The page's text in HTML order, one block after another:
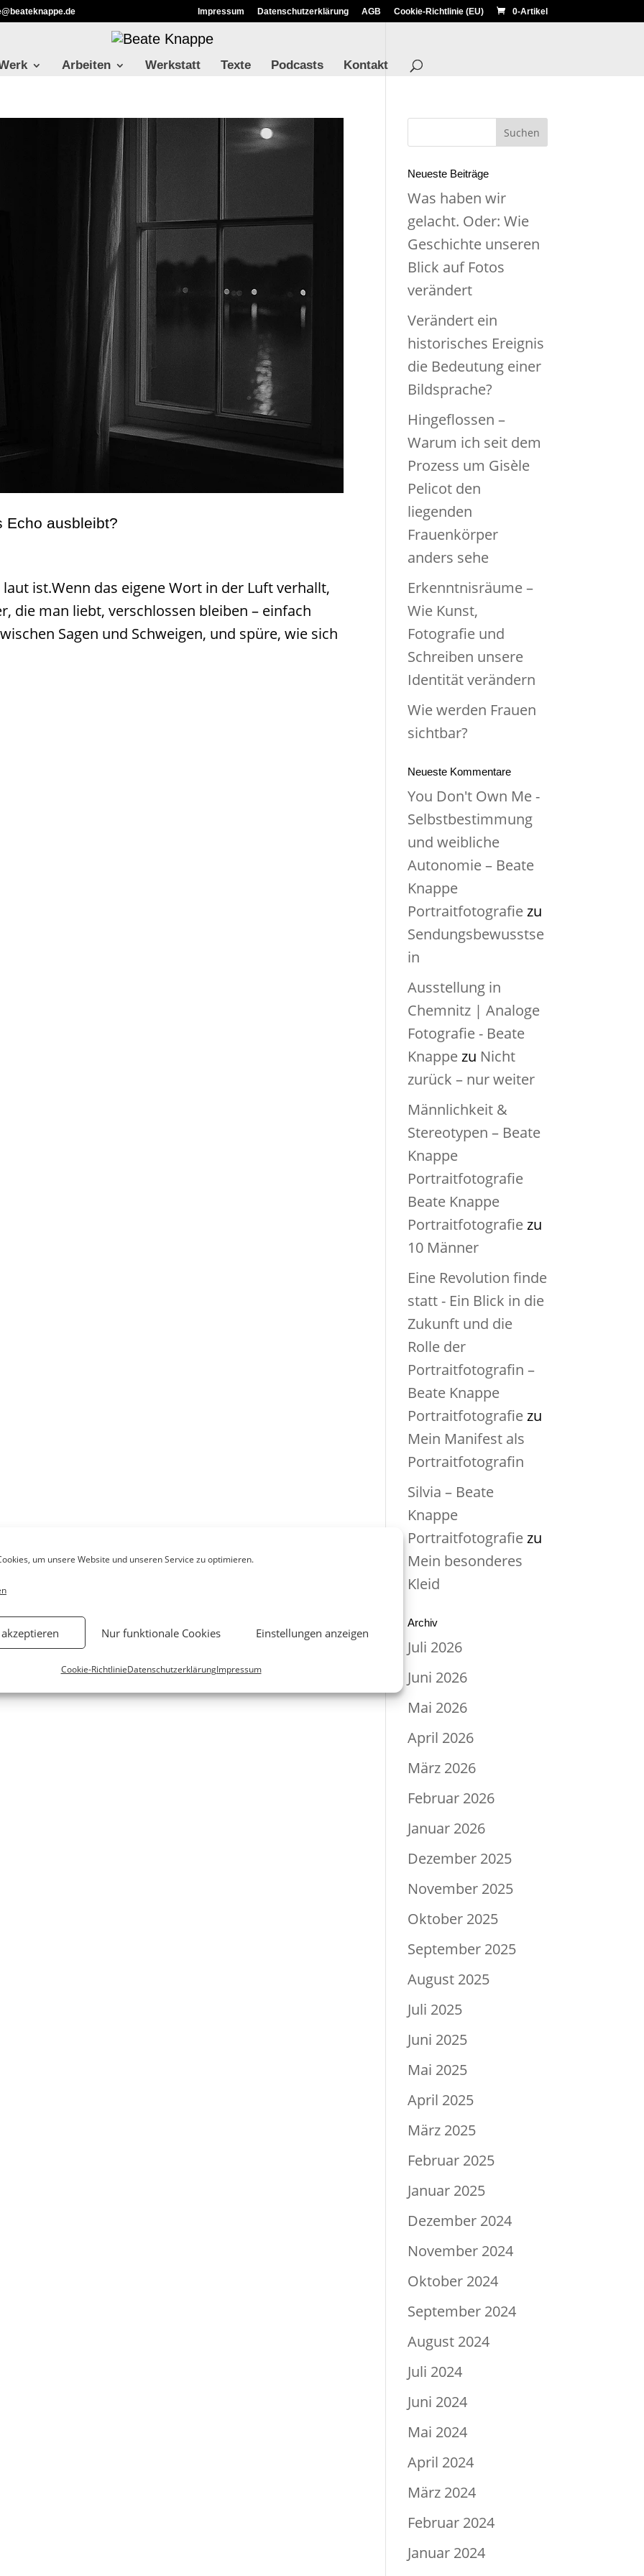
um unsere Website und unseren Service zu optimieren.
Nur funktionale Cookies Einstellungen anzeigen
Cookie-RichtlinieDatenschutzerklärungImpressum
Impressum Datenschutzerklärung AGB Cookie-Richtlinie (EU) 0-Artikel
Arbeiten Werkstatt Texte Podcasts Kontakt
Echo ausbleibt?
laut ist.Wenn das eigene Wort in der Luft verhallt,
die man liebt, verschlossen bleiben – einfach
Sagen und Schweigen, und spüre, wie sich
Neueste Beiträge
Was haben wir
gelacht. Oder: Wie
Geschichte unseren
Blick auf Fotos
verändert
Verändert ein
historisches Ereignis
die Bedeutung einer
Bildsprache?
Hingeflossen –
Warum ich seit dem
Prozess um Gisèle
Pelicot den
liegenden
Frauenkörper
anders sehe
Erkenntnisräume –
Wie Kunst,
Fotografie und
Schreiben unsere
Identität verändern
Wie werden Frauen
sichtbar?
Neueste Kommentare
You Don't Own Me -
Selbstbestimmung
und weibliche
Autonomie – Beate
Knappe
Portraitfotografiezu
Sendungsbewusstse
in
Ausstellung in
Chemnitz | Analoge
Fotografie - Beate
Knappezu Nicht
zurück – nur weiter
Männlichkeit &
Stereotypen – Beate
Knappe
Portraitfotografie
Beate Knappe
Portraitfotografiezu
10 Männer
Eine Revolution finde
statt - Ein Blick in die
Zukunft und die
Rolle der
Portraitfotografin –
Beate Knappe
Portraitfotografiezu
Mein Manifest als
Portraitfotografin
Silvia – Beate
Knappe
Portraitfotografiezu
Mein besonderes
Kleid
Archiv
Juli 2026
Juni 2026
Mai 2026
April 2026
März 2026
Februar 2026
Januar 2026
Dezember 2025
November 2025
Oktober 2025
September 2025
August 2025
Juli 2025
Juni 2025
Mai 2025
April 2025
März 2025
Februar 2025
Januar 2025
Dezember 2024
November 2024
Oktober 2024
September 2024
August 2024
Juli 2024
Juni 2024
Mai 2024
April 2024
März 2024
Februar 2024
Januar 2024